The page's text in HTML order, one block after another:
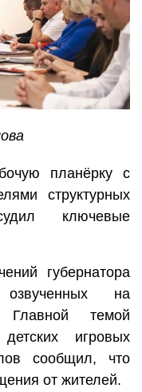
планёрку с
структурных
ключевые
губернатора
на
Главной темой
игровых
сообщил, что
от жителей.